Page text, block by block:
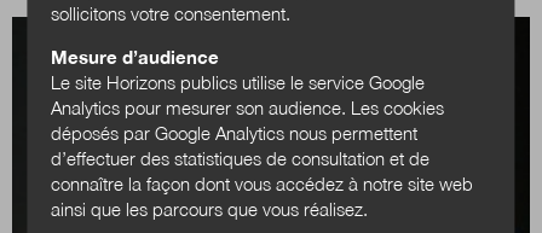
sollicitons votre consentement.
Mesure d’audience
Le site Horizons publics utilise le service Google
Analytics pour mesurer son audience. Les cookies
déposés par Google Analytics nous permettent
d’effectuer des statistiques de consultation et de
connaître la façon dont vous accédez à notre site web
ainsi que les parcours que vous réalisez.